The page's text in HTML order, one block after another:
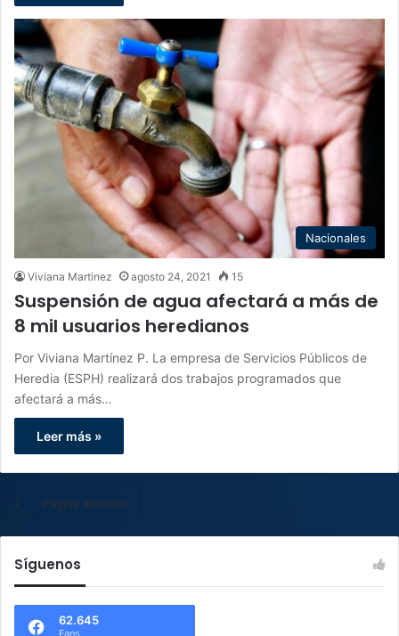
Nacionales
Viviana Martinez agosto 24, 2021 15
Suspensión de agua afectará a más de
8 mil usuarios heredianos
Por Viviana Martínez P. La empresa de Servicios Públicos de
Heredia (ESPH) realizará dos trabajos programados que
afectará a más…
Leer más »
Página anterior
Síguenos
62.645
Fans